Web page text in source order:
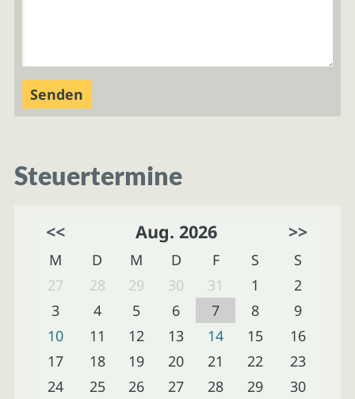
Steuertermine
<< Aug. 2026 >>
M D M D F S
S
27
28 29 30 31 1
2
3
4 5 6 7 8
9
10
11 12 13 14 15
16
17
18 19 20 21 22
23
24
25 26 27 28 29
30